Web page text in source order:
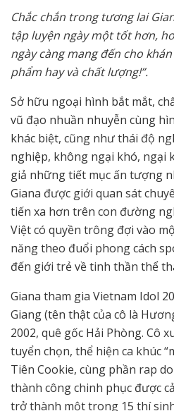
Chắc chắn trong tương lai
tập luyện ngày một tốt hơn,
ngày càng mang đến cho
phẩm hay và chất lượng!”.
Sở hữu ngoại hình bắt mắt,
vũ đạo nhuần nhuyễn cùng
khác biệt, cũng như thái độ
nghiệp, không ngại khó, ngại
giả những tiết mục ấn tượng
Giana được giới quan sát
tiến xa hơn trên con đường
Việt có quyền trông đợi vào
năng theo đuổi phong cách
đến giới trẻ về tinh thần thể
Giana tham gia Vietnam Idol
Giang (tên thật của cô là
2002, quê gốc Hải Phòng. Cô
tuyển chọn, thể hiện ca khúc
Tiên Cookie, cùng phần rap
thành công chinh phục được
trở thành một trong 15 thí